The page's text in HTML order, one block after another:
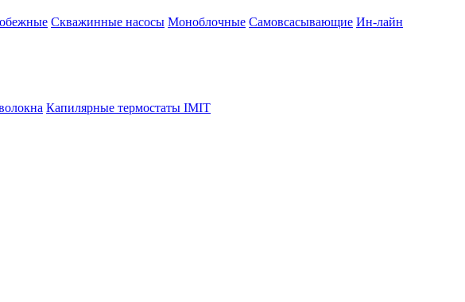
Скважинные насосы Моноблочные Самовсасывающие Ин-лайн
Капилярные термостаты IMIT